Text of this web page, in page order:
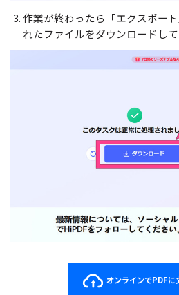
作業が終わったら「エクスポー
れたファイルをダウンロードして
オンラインでPDFに